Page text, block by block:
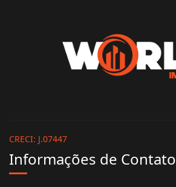
CRECI: J.07447
Informações de Contato